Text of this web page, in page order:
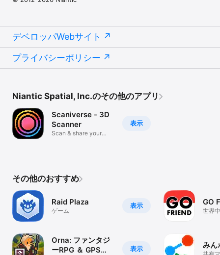
デベロッパWebサイト
プライバシーポリシー
Niantic Spatial, Inc.のその他のアプリ
表示
Scaniverse - 3D
Scanner
Scan & share your
その他のおすすめ
表示
Raid Plaza
ゲーム
表示
Orna: ファンタジ
ーRPG ＆ GPS
GO
世界
みん